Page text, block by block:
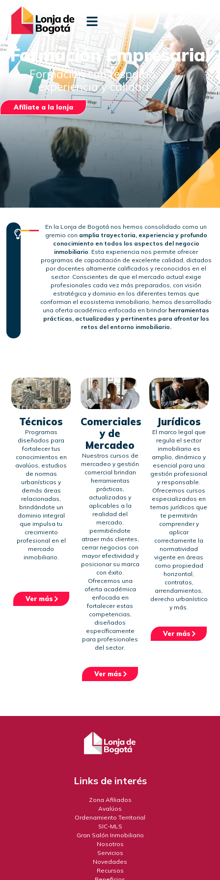
Formación Empresarial
Formación con respaldo,
experiencia y calidad
Afíliate a la lonja
En la Lonja de Bogotá nos hemos consolidado como un
gremio con amplia trayectoria, experiencia y profundo
conocimiento en todos los aspectos del negocio
inmobiliario. Esta experiencia nos permite ofrecer
programas de capacitación de excelente calidad, dictados
por docentes altamente calificados y reconocidos en el
sector. Conscientes de que el mercado actual exige
profesionales cada vez más preparados, con visión
estratégica y dominio en los diferentes temas que
conforman el ecosistema inmobiliario, hemos desarrollado
una oferta académica enfocada en brindar herramientas
prácticas, actualizadas y pertinentes para afrontar los
retos del entorno inmobiliario.
Técnicos
Programas
diseñados para
fortalecer tus
conocimientos en
avalúos, estudios
de normas
urbanísticas y
demás áreas
relacionadas,
brindándote un
dominio integral
que impulsa tu
crecimiento
profesional en el
mercado
inmobiliario.
Ver más
Comerciales
y de
Mercadeo
Nuestros cursos de
mercadeo y gestión
comercial brindan
herramientas
prácticas,
actualizadas y
aplicables a la
realidad del
mercado,
permitiéndote
atraer más clientes,
cerrar negocios con
mayor efectividad y
posicionar su marca
con éxito.
Ofrecemos una
oferta académica
enfocada en
fortalecer estas
competencias,
diseñados
específicamente
para profesionales
del sector.
Ver más
Jurídicos
El marco legal que
regula el sector
inmobiliario es
amplio, dinámico y
esencial para una
gestión profesional
y responsable.
Ofrecemos cursos
especializados en
temas jurídicos que
te permitirán
comprender y
aplicar
correctamente la
normatividad
vigente en áreas
como propiedad
horizontal,
contratos,
arrendamientos,
derecho urbanístico
y más.
Ver más
Links de interés
Zona Afiliados
Avalúos
Ordenamiento Territorial
SIC-MLS
Gran Salón Inmobiliario
Nosotros
Servicios
Novedades
Recursos